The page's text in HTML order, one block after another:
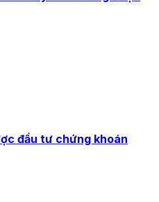
đầu tư chứng khoán